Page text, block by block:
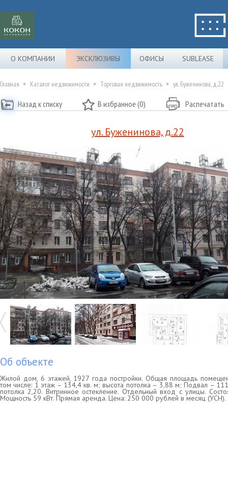
О КОМПАНИИ ЭКСКЛЮЗИВЫ ОФИСЫ SUBLEASE
Главная Каталог недвижимости Торговая недвижимость ул. Буженинова, д.22
Назад к списку В избранное (0) Распечатать
ул. Буженинова, д.22
Об объекте
Жилой дом, 6 этажей, 1927 года постройки. Общая площадь
том числе: 1 этаж – 134,4 кв. м; высота потолка – 3,88 м; Подвал –
потолка 2,20. Витринное остекление. Отдельный вход с улицы.
Мощность 59 кВт. Прямая аренда. Цена: 250 000 рублей в месяц (УСН).